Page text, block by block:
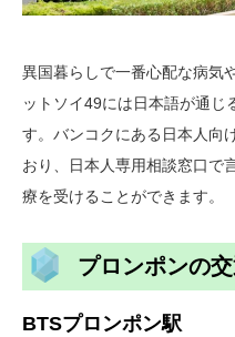
異国暮らしで一番心配な病気
ットソイ49には日本語が通じ
す。バンコクにある日本人向
おり、日本人専用相談窓口で
療を受けることができます。
プロンポンの
BTSプロンポン駅